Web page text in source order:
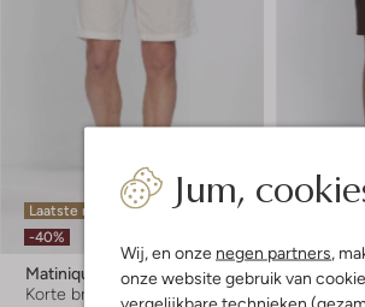
Jum,
Wij, en onze negen partners,
onze website gebruik van
vergelijkbare technieken
Laatste maten
-40%
Matinique
Korte broek
Les
Korte